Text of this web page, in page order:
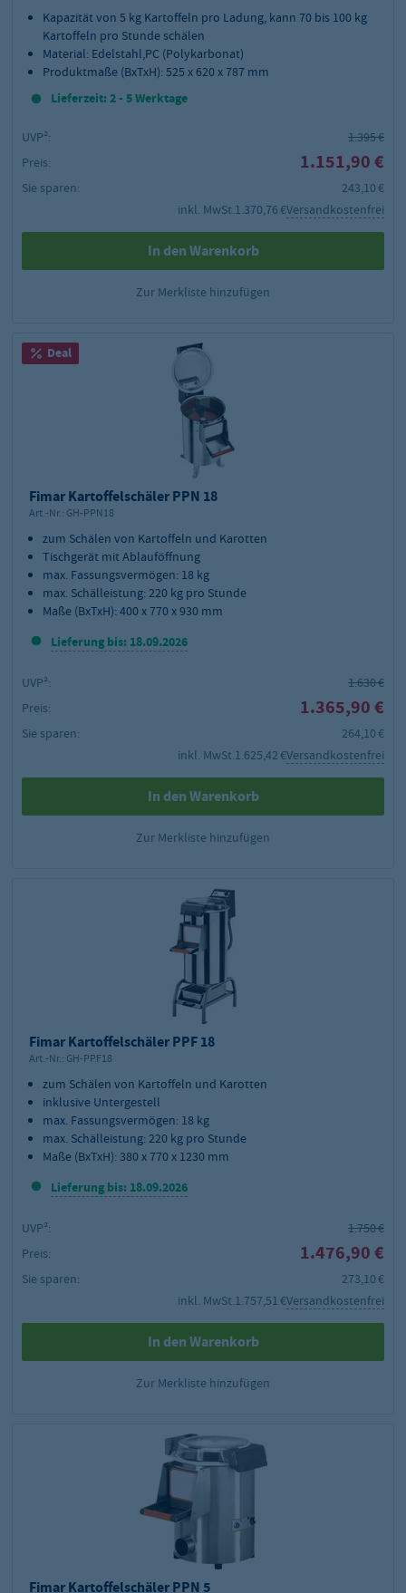
Kapazität von 5 kg Kartoffeln pro Ladung, kann 70 bis 100 kg
Kartoffeln pro Stunde schälen
Material: Edelstahl,PC (Polykarbonat)
Produktmaße (BxTxH): 525 x 620 x 787 mm
Lieferzeit: 2 - 5 Werktage
UVP²:
1.395 €
Preis:
1.151,90 €
Sie sparen:
243,10 €
inkl. MwSt.1.370,76 €Versandkostenfrei
In den Warenkorb
Zur Merkliste hinzufügen
Deal
Fimar Kartoffelschäler PPN 18
Art.-Nr.: GH-PPN18
zum Schälen von Kartoffeln und Karotten
Tischgerät mit Ablauföffnung
max. Fassungsvermögen: 18 kg
max. Schälleistung: 220 kg pro Stunde
Maße (BxTxH): 400 x 770 x 930 mm
Lieferung bis: 18.09.2026
UVP²:
1.630 €
Preis:
1.365,90 €
Sie sparen:
264,10 €
inkl. MwSt.1.625,42 €Versandkostenfrei
In den Warenkorb
Zur Merkliste hinzufügen
Fimar Kartoffelschäler PPF 18
Art.-Nr.: GH-PPF18
zum Schälen von Kartoffeln und Karotten
inklusive Untergestell
max. Fassungsvermögen: 18 kg
max. Schälleistung: 220 kg pro Stunde
Maße (BxTxH): 380 x 770 x 1230 mm
Lieferung bis: 18.09.2026
UVP²:
1.750 €
Preis:
1.476,90 €
Sie sparen:
273,10 €
inkl. MwSt.1.757,51 €Versandkostenfrei
In den Warenkorb
Zur Merkliste hinzufügen
Fimar Kartoffelschäler PPN 5